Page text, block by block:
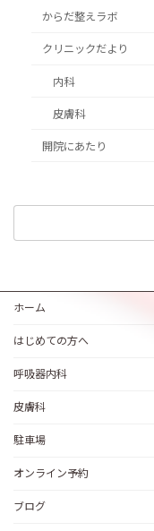
からだ整えラボ
クリニックだより
内科
皮膚科
開院にあたり
ホーム
はじめての方へ
呼吸器内科
皮膚科
駐車場
オンライン予約
ブログ